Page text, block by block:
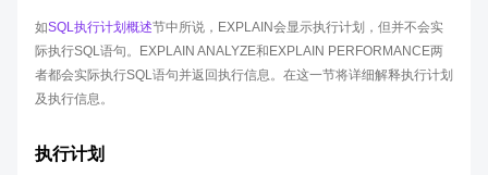
如SQL执行计划概述节中所说，EXPLAIN会显示执行计划，但并不会实
际执行SQL语句。EXPLAIN ANALYZE和EXPLAIN PERFORMANCE两
者都会实际执行SQL语句并返回执行信息。在这一节将详细解释执行计划
及执行信息。
执行计划